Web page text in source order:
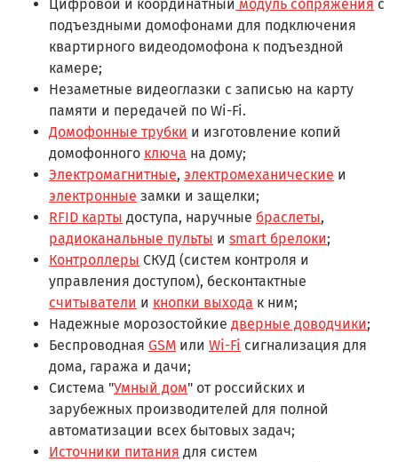
Цифровой и координатный модуль сопряжения с
подъездными домофонами для подключения
квартирного видеодомофона к подъездной
камере;
Незаметные видеоглазки с записью на карту
памяти и передачей по Wi-Fi.
Домофонные трубки и изготовление копий
домофонного ключа на дому;
Электромагнитные, электромеханические и
электронные замки и защелки;
RFID карты доступа, наручные браслеты,
радиоканальные пульты и smart брелоки;
Контроллеры СКУД (систем контроля и
управления доступом), бесконтактные
считыватели и кнопки выхода к ним;
Надежные морозостойкие дверные доводчики;
Беспроводная GSM или Wi-Fi сигнализация для
дома, гаража и дачи;
Система "Умный дом" от российских и
зарубежных производителей для полной
автоматизации всех бытовых задач;
Источники питания для систем